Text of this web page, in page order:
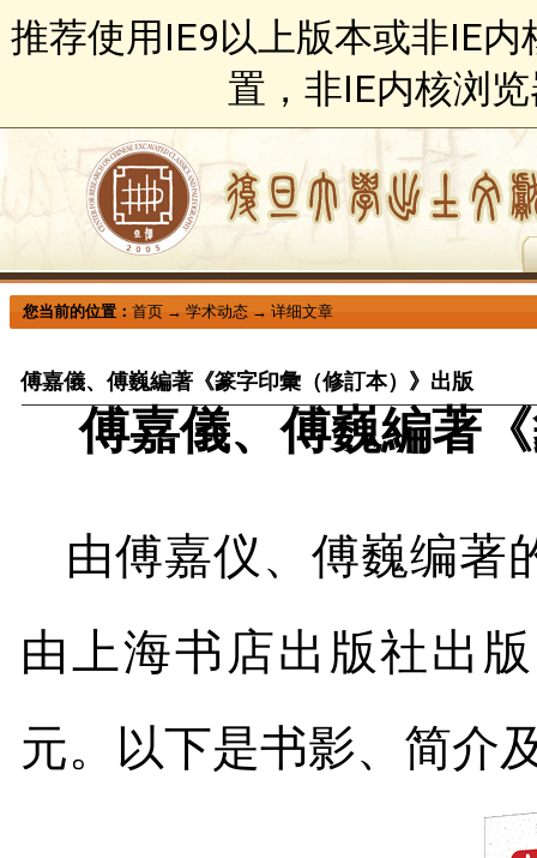
推荐使用IE9以上版本或非IE
置，非IE内核浏
您当前的位置：首页 →学术动态 →详细文章
傅嘉儀、傅巍編著《篆字印彙（修訂本）》出版
傅嘉儀、傅巍編著
由傅嘉仪、傅巍编著
由上海书店出版社出
元。以下是书影、简介